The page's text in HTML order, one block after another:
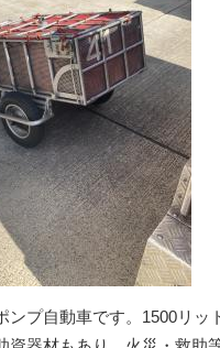
ンプ自動車です。1500リッ